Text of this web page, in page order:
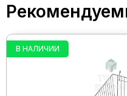
В НАЛИЧИИ